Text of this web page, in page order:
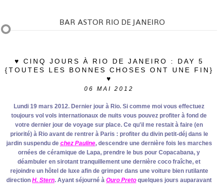
BAR ASTOR RIO DE JANEIRO
♥ CINQ JOURS À RIO DE JANEIRO : DAY 5
{TOUTES LES BONNES CHOSES ONT UNE FIN}
♥
06 MAI 2012
Lundi 19 mars 2012. Dernier jour à Rio. Si comme moi vous effectuez
toujours vol vols internationaux de nuits vous pouvez profiter à fond de
votre dernier jour de voyage sur place. Ce qu'il me restait à faire (en
priorité) à Rio avant de rentrer à Paris : profiter du divin petit-déj dans le
jardin suspendu de chez Pauline, descendre une dernière fois les marches
ornées de céramique de Lapa, prendre le bus pour Copacabana, y
déambuler en sirotant tranquillement une dernière coco fraîche, et
rejoindre un hôtel de luxe afin de grimper dans une voiture bien rutilante
direction H. Stern. Ayant séjourné à Ouro Preto quelques jours auparavant